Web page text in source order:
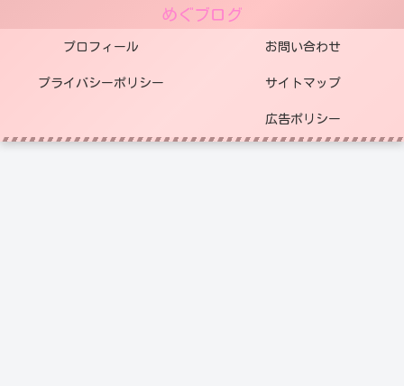
めぐブログ
プロフィール お問い合わせ
プライバシーポリシー サイトマップ
広告ポリシー